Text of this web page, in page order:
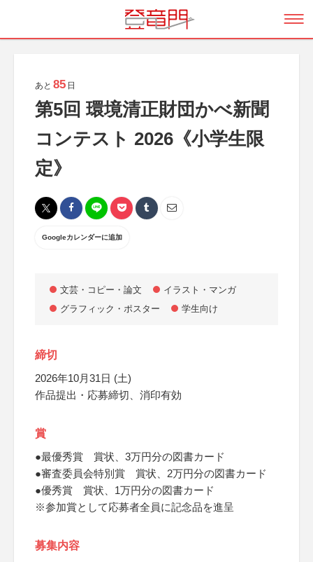
あと 85 日
第5回 環境清正財団かべ新聞
コンテスト 2026《小学生限
定》
Googleカレンダーに追加
文芸・コピー・論文
イラスト・マンガ
グラフィック・ポスター
学生向け
締切
2026年10月31日 (土)
作品提出・応募締切、消印有効
賞
●最優秀賞 賞状、3万円分の図書カード
●審査委員会特別賞 賞状、2万円分の図書カード
●優秀賞 賞状、1万円分の図書カード
※参加賞として応募者全員に記念品を進呈
募集内容